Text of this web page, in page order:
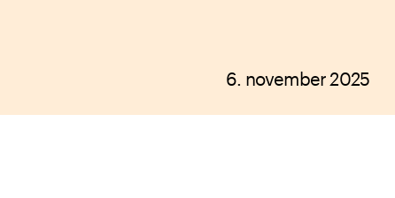
6. november 2025